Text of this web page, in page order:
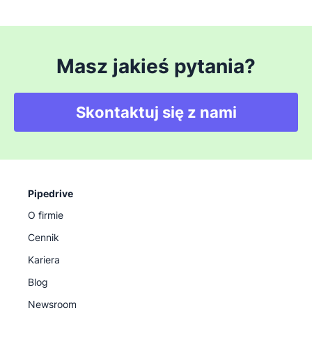
Masz jakieś pytania?
Skontaktuj się z nami
Pipedrive
O firmie
Cennik
Kariera
Blog
Newsroom